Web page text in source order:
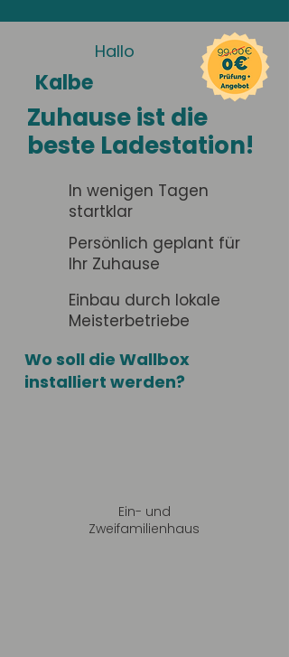
Hallo
Kalbe
Zuhause ist die
beste Ladestation!
In wenigen Tagen
startklar
Persönlich geplant für
Ihr Zuhause
Einbau durch lokale
Meisterbetriebe
Wo soll die Wallbox
installiert werden?
Ein- und
Zweifamilienhaus